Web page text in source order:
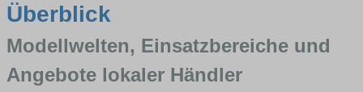
Überblick
Modellwelten, Einsatzbereiche und
Angebote lokaler Händler